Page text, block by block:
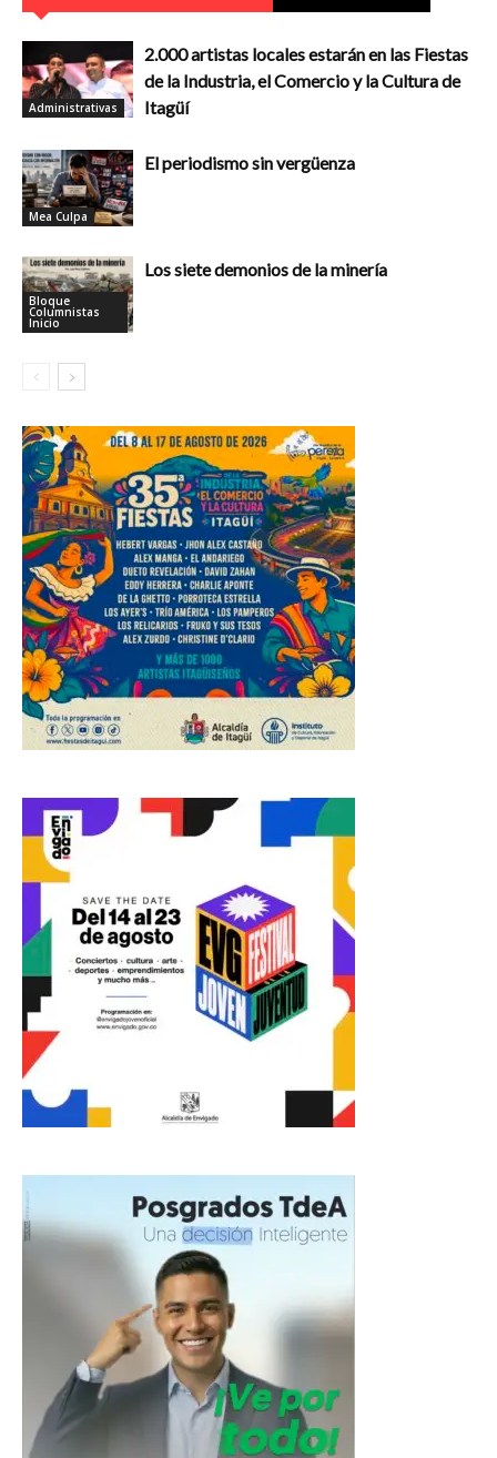
Administrativas
2.000 artistas locales estarán en las Fiestas
de la Industria, el Comercio y la Cultura de
Itagüí
Mea Culpa
El periodismo sin vergüenza
Bloque
Columnistas
Inicio
Los siete demonios de la minería